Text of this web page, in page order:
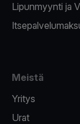
Lipunmyynti ja
Meistä
Yritys
Urat